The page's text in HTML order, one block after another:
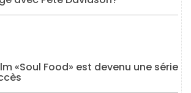
«Soul Food» est devenu une série